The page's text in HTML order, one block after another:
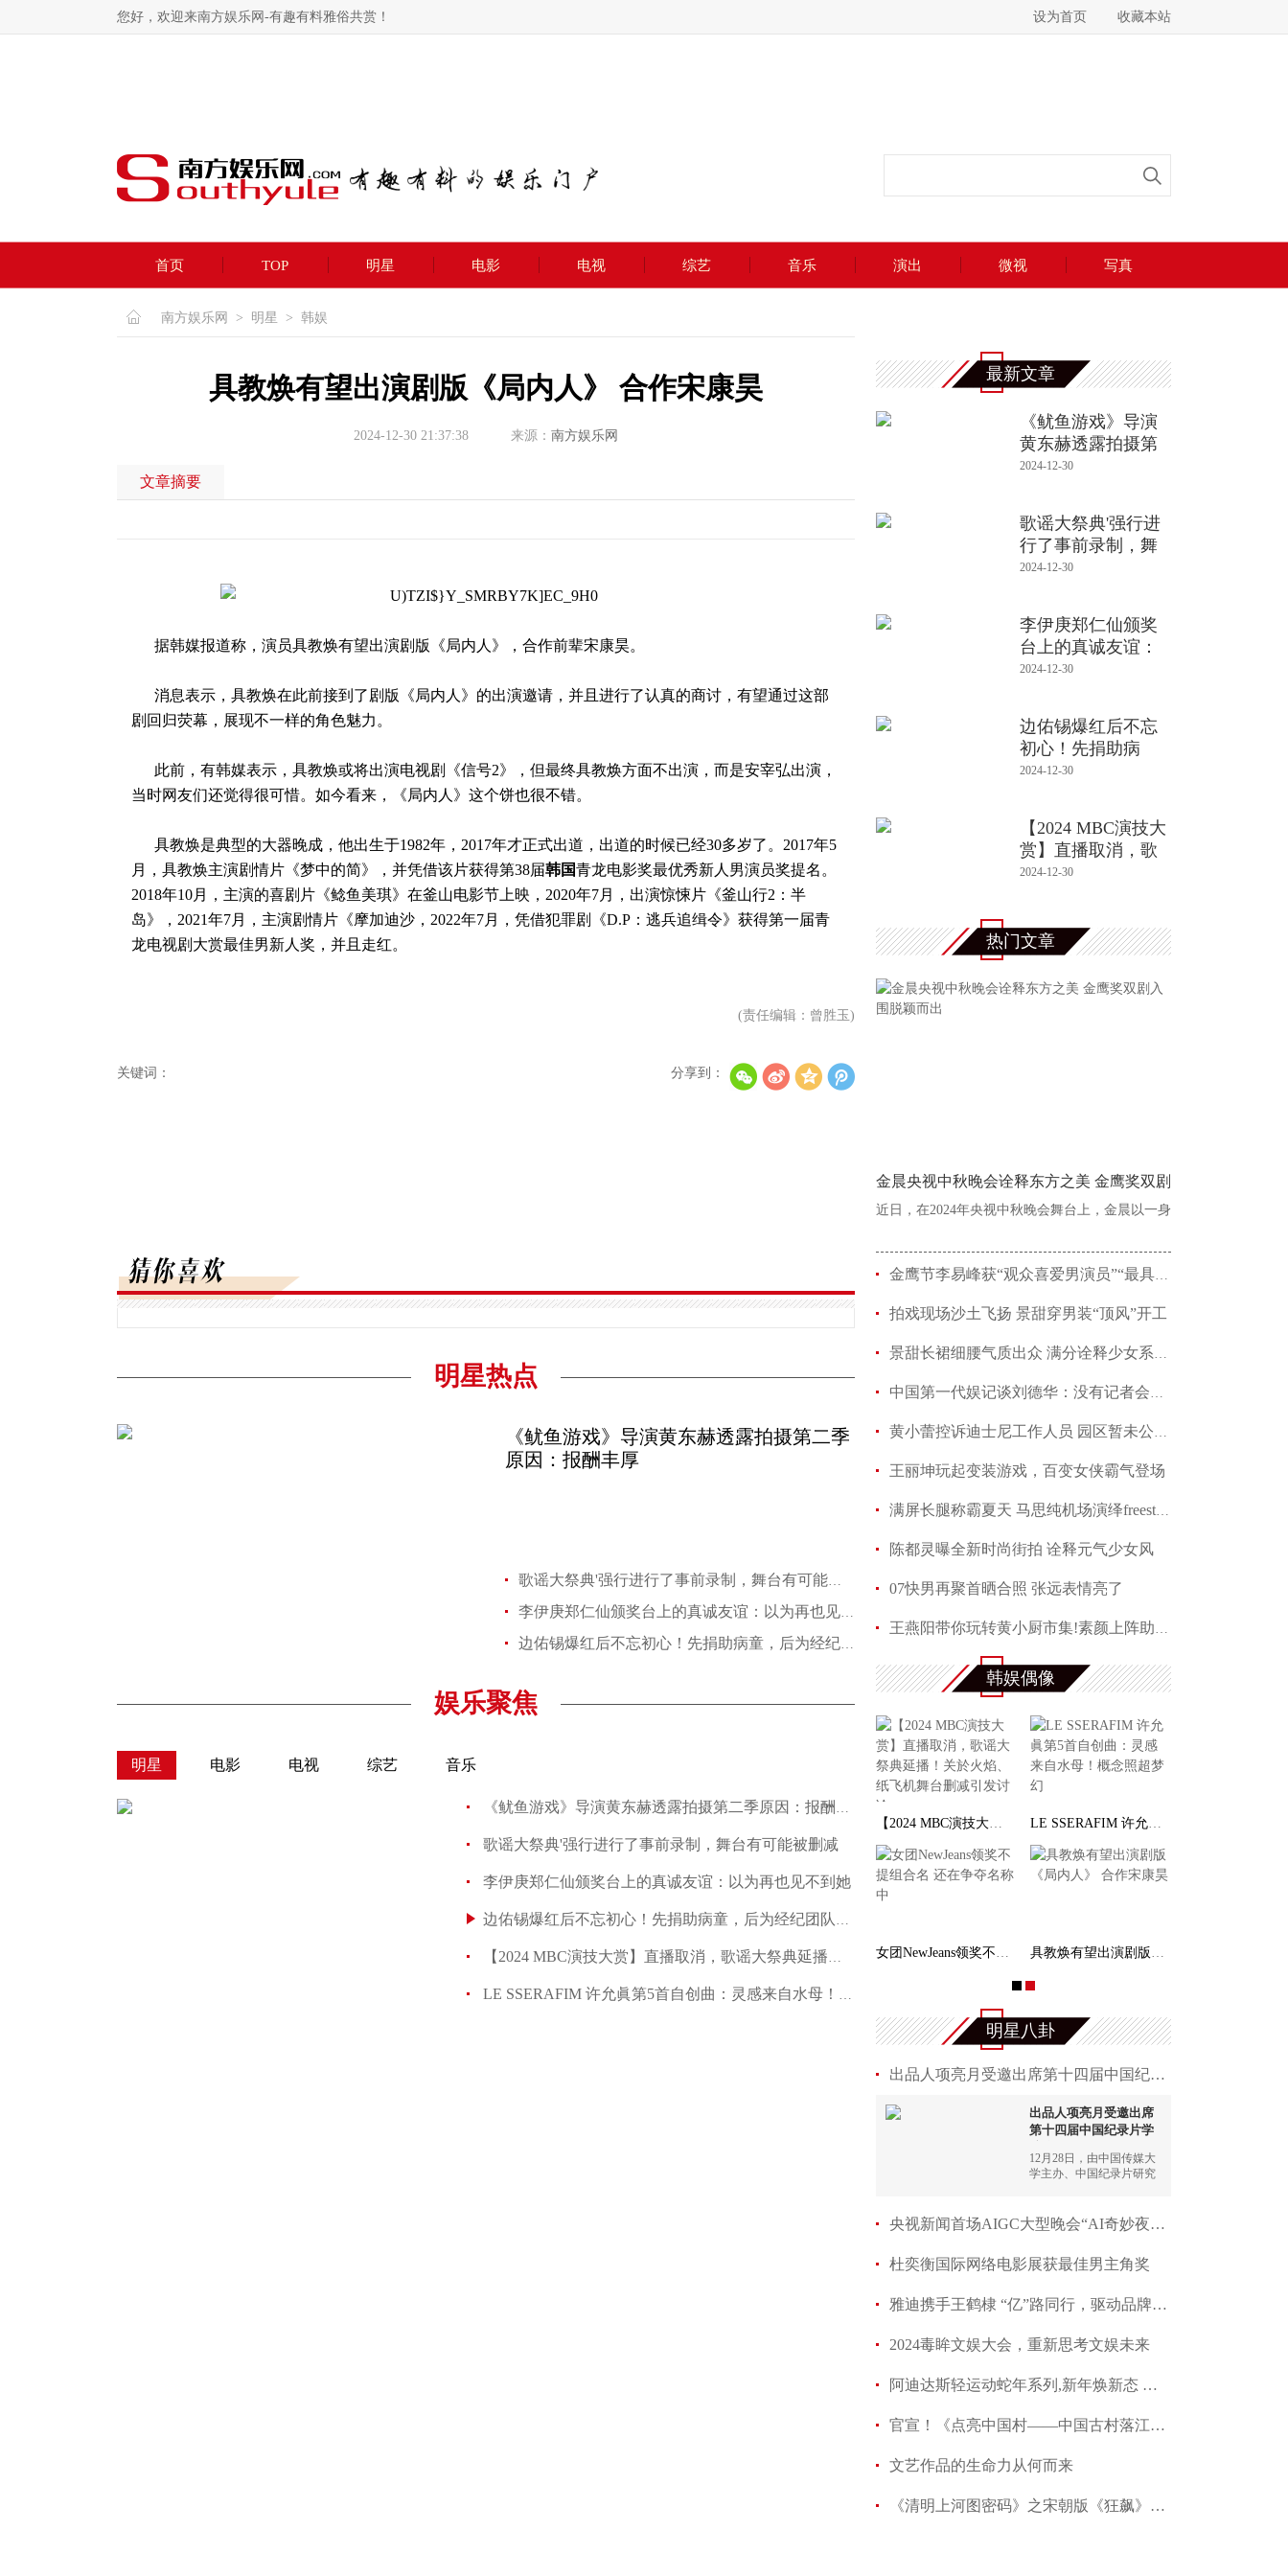
您好，欢迎来南方娱乐网-有趣有料雅俗共赏！ 设为首页 收藏本站
首页 TOP 明星 电影 电视 综艺 音乐 演出 微视 写真
南方娱乐网 > 明星 > 韩娱
具教焕有望出演剧版《局内人》 合作宋康昊
2024-12-30 21:37:38 来源： 南方娱乐网
文章摘要
据韩媒报道称，演员具教焕有望出演剧版《局内人》，合作前辈宋康昊。
消息表示，具教焕在此前接到了剧版《局内人》的出演邀请，并且进行了认真的商讨，有望通过这部
剧回归荧幕，展现不一样的角色魅力。
此前，有韩媒表示，具教焕或将出演电视剧《信号2》，但最终具教焕方面不出演，而是安宰弘出演，
当时网友们还觉得很可惜。如今看来，《局内人》这个饼也很不错。
具教焕是典型的大器晚成，他出生于1982年，2017年才正式出道，出道的时候已经30多岁了。2017年5
月，具教焕主演剧情片《梦中的简》，并凭借该片获得第38届韩国青龙电影奖最优秀新人男演员奖提名。
2018年10月，主演的喜剧片《鲶鱼美琪》在釜山电影节上映，2020年7月，出演惊悚片《釜山行2：半
岛》，2021年7月，主演剧情片《摩加迪沙，2022年7月，凭借犯罪剧《D.P：逃兵追缉令》获得第一届青
龙电视剧大赏最佳男新人奖，并且走红。
(责任编辑：曾胜玉)
关键词： 分享到：
明星热点
《鱿鱼游戏》导演黄东赫透露拍摄第二季
原因：报酬丰厚
歌谣大祭典'强行进行了事前录制，舞台有可能被删减
李伊庚郑仁仙颁奖台上的真诚友谊：以为再也见不到她
边佑锡爆红后不忘初心！先捐助病童，后为经纪团队准备豪礼，细节满分！引
娱乐聚焦
明星 电影 电视 综艺 音乐
《鱿鱼游戏》导演黄东赫透露拍摄第二季原因：报酬丰厚
歌谣大祭典'强行进行了事前录制，舞台有可能被删减
李伊庚郑仁仙颁奖台上的真诚友谊：以为再也见不到她
边佑锡爆红后不忘初心！先捐助病童，后为经纪团队准备豪礼
【2024 MBC演技大赏】直播取消，歌谣大祭典延播！关於火焰
LE SSERAFIM 许允眞第5首自创曲：灵感来自水母！概念照超
最新文章
《鱿鱼游戏》导演
黄东赫透露拍摄第
二季原因
2024-12-30
歌谣大祭典'强行进
行了事前录制，舞
台有可能
2024-12-30
李伊庚郑仁仙颁奖
台上的真诚友谊：
以为再也见
2024-12-30
边佑锡爆红后不忘
初心！先捐助病
童，后为经纪团
2024-12-30
【2024 MBC演技大
赏】直播取消，歌
谣大祭典延
2024-12-30
热门文章
金晨央视中秋晚会诠释东方之美 金鹰奖双剧
近日，在2024年央视中秋晚会舞台上，金晨以一身
金鹰节李易峰获“观众喜爱男演员”“最具人气男演
拍戏现场沙土飞扬 景甜穿男装“顶风”开工
景甜长裙细腰气质出众 满分诠释少女系优雅
中国第一代娱记谈刘德华：没有记者会不喜欢他
黄小蕾控诉迪士尼工作人员 园区暂未公开回应当事
王丽坤玩起变装游戏，百变女侠霸气登场
满屏长腿称霸夏天 马思纯机场演绎freestyle
陈都灵曝全新时尚街拍 诠释元气少女风
07快男再聚首晒合照 张远表情亮了
王燕阳带你玩转黄小厨市集!素颜上阵助力嫣然天使
何润东夏日写真魅力多变 黑色蕾丝透视西装性感吸
韩娱偶像
李伊庚郑仁仙颁奖台上的真诚友谊：以为再也见不到
【2024 MBC演技大赏】直播取消，歌谣大祭典延播！关 LE SSERAFIM 许允眞第5首自创曲：灵感来自水母！概
女团NewJeans领奖不提组合名 还在争夺名称中 具教焕有望出演剧版《局内人》 合作宋康昊
明星八卦
出品人项亮月受邀出席第十四届中国纪录片学院奖
出品人项亮月受邀出席
第十四届中国纪录片学
12月28日，由中国传媒大
学主办、中国纪录片研究
年”——中国纪录片学院奖
颁奖典礼在京成功举办。
央视新闻首场AIGC大型晚会“AI奇妙夜”即将开启
杜奕衡国际网络电影展获最佳男主角奖
雅迪携手王鹤棣 “亿”路同行，驱动品牌年轻化价
2024毒眸文娱大会，重新思考文娱未来
阿迪达斯轻运动蛇年系列,新年焕新态 携手演员陈
官宣！《点亮中国村——中国古村落江西行》融媒体
文艺作品的生命力从何而来
《清明上河图密码》之宋朝版《狂飙》“青年赵不